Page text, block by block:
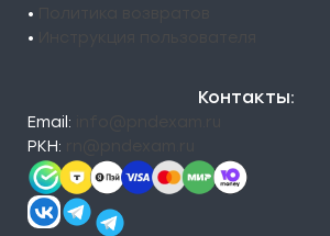
•
•
Контакты:
Email:
РКН: